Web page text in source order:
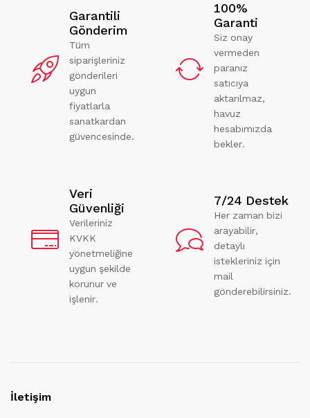
Garantili
Gönderim
Tüm
siparişleriniz
gönderileri
uygun
fiyatlarla
sanatkardan
güvencesinde.
100%
Garanti
Siz onay
vermeden
paranız
satıcıya
aktarılmaz,
havuz
hesabımızda
bekler.
Veri
Güvenliği
Verileriniz
KVKK
yönetmeliğine
uygun şekilde
korunur ve
işlenir.
7/24 Destek
Her zaman bizi
arayabilir,
detaylı
istekleriniz için
mail
gönderebilirsiniz.
İletişim